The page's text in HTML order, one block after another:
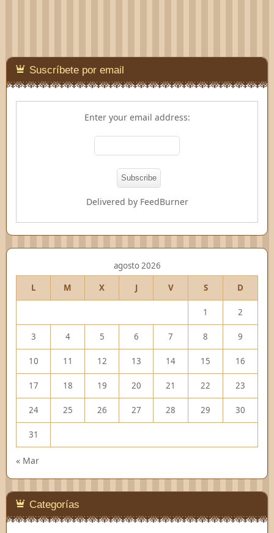
Suscríbete por email
Enter your email address:
Delivered by FeedBurner
agosto 2026
L
M X J V S D
1 2
3 4 5 6 7 8 9
10 11 12 13 14 15 16
17 18 19 20 21 22 23
24 25 26 27 28 29 30
31
« Mar
Categorías